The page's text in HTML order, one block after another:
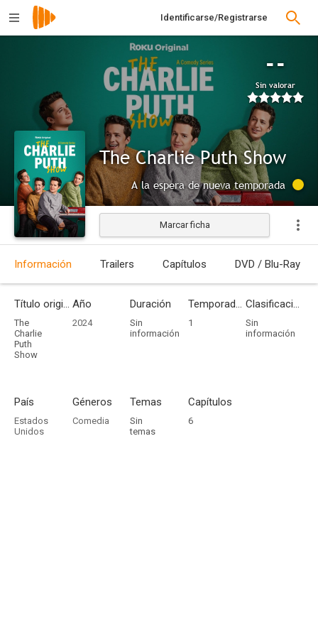
Identificarse/Registrarse
--
Sin valorar
The Charlie Puth Show
A la espera de nueva temporada
Marcar ficha
Información Trailers Capítulos DVD / Blu-Ray
Título original
The
Charlie
Puth
Show
Año
2024
Duración
Sin
información
Temporadas
1
Clasificación por edades
Sin
información
País
Estados
Unidos
Géneros
Comedia
Temas
Sin
temas
Capítulos
6